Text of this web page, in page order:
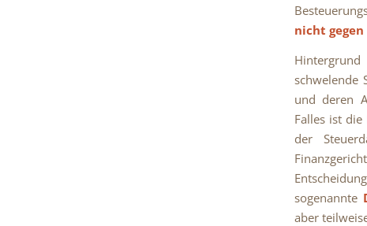
nicht
schwelende
und deren
Falles ist
der
sogenannte
aber